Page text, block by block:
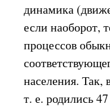
динамика
если наоборот,
процессов
населения. Так,
т. е. родились